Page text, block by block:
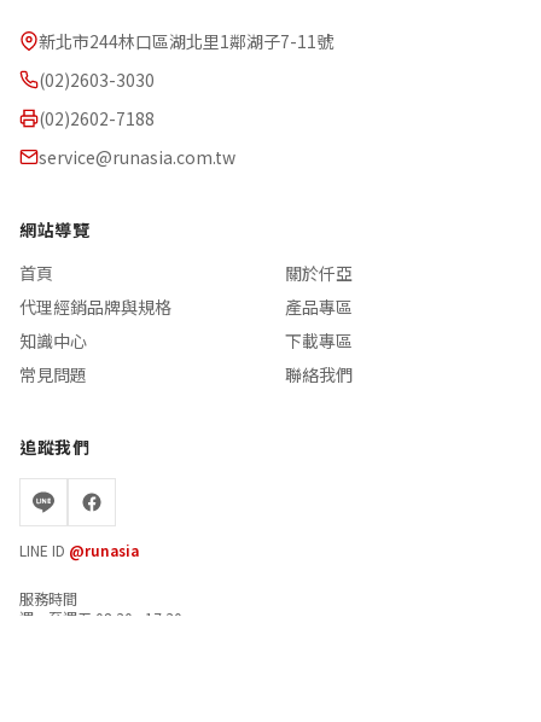
新北市244林口區湖北里1鄰湖子7-11號
(02)2603-3030
(02)2602-7188
service@runasia.com.tw
網站導覽
首頁
關於仟亞
代理經銷品牌與規格
產品專區
知識中心
下載專區
常見問題
聯絡我們
追蹤我們
LINE ID @runasia
服務時間
週一至週五 08:30 - 17:30